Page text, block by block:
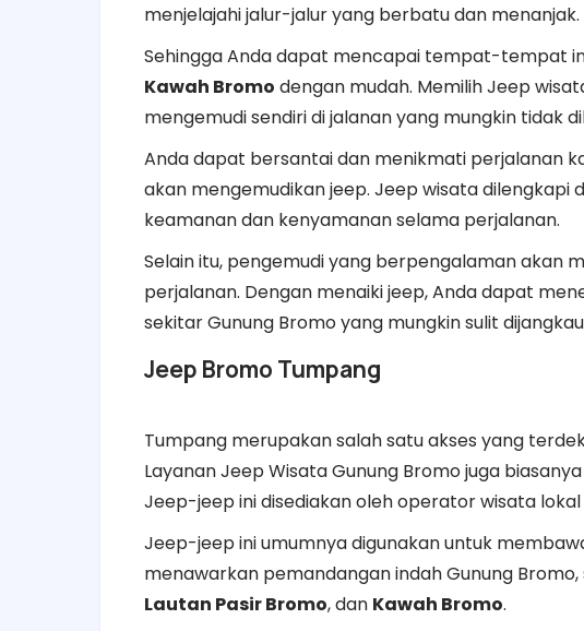
menjelajahi jalur-jalur yang berbatu dan menanjak.
Sehingga Anda dapat mencapai tempat-tempat
Kawah Bromo dengan mudah. Memilih Jeep
mengemudi sendiri di jalanan yang mungkin tidak
Anda dapat bersantai dan menikmati perjalanan
akan mengemudikan jeep. Jeep wisata dilengkapi
keamanan dan kenyamanan selama perjalanan.
Selain itu, pengemudi yang berpengalaman akan
perjalanan. Dengan menaiki jeep, Anda dapat
sekitar Gunung Bromo yang mungkin sulit
Jeep Bromo Tumpang
Tumpang merupakan salah satu akses yang
Layanan Jeep Wisata Gunung Bromo juga
Jeep-jeep ini disediakan oleh operator wisata
Jeep-jeep ini umumnya digunakan untuk
menawarkan pemandangan indah Gunung
Lautan Pasir Bromo, dan Kawah Bromo.